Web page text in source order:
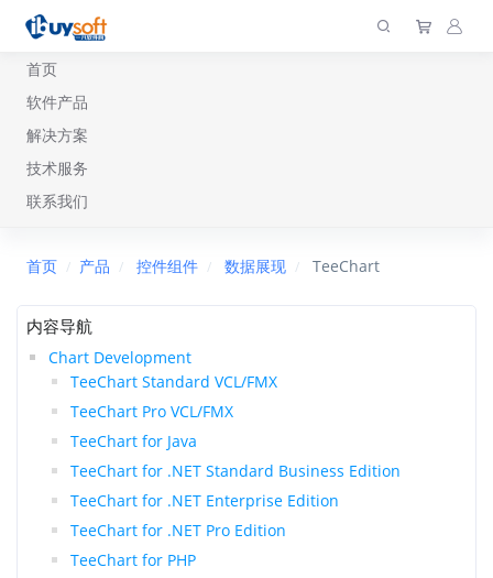
首页
软件产品
解决方案
技术服务
联系我们
首页 产品 控件组件 数据展现 TeeChart
内容导航
Chart Development
TeeChart Standard VCL/FMX
TeeChart Pro VCL/FMX
TeeChart for Java
TeeChart for .NET Standard Business Edition
TeeChart for .NET Enterprise Edition
TeeChart for .NET Pro Edition
TeeChart for PHP